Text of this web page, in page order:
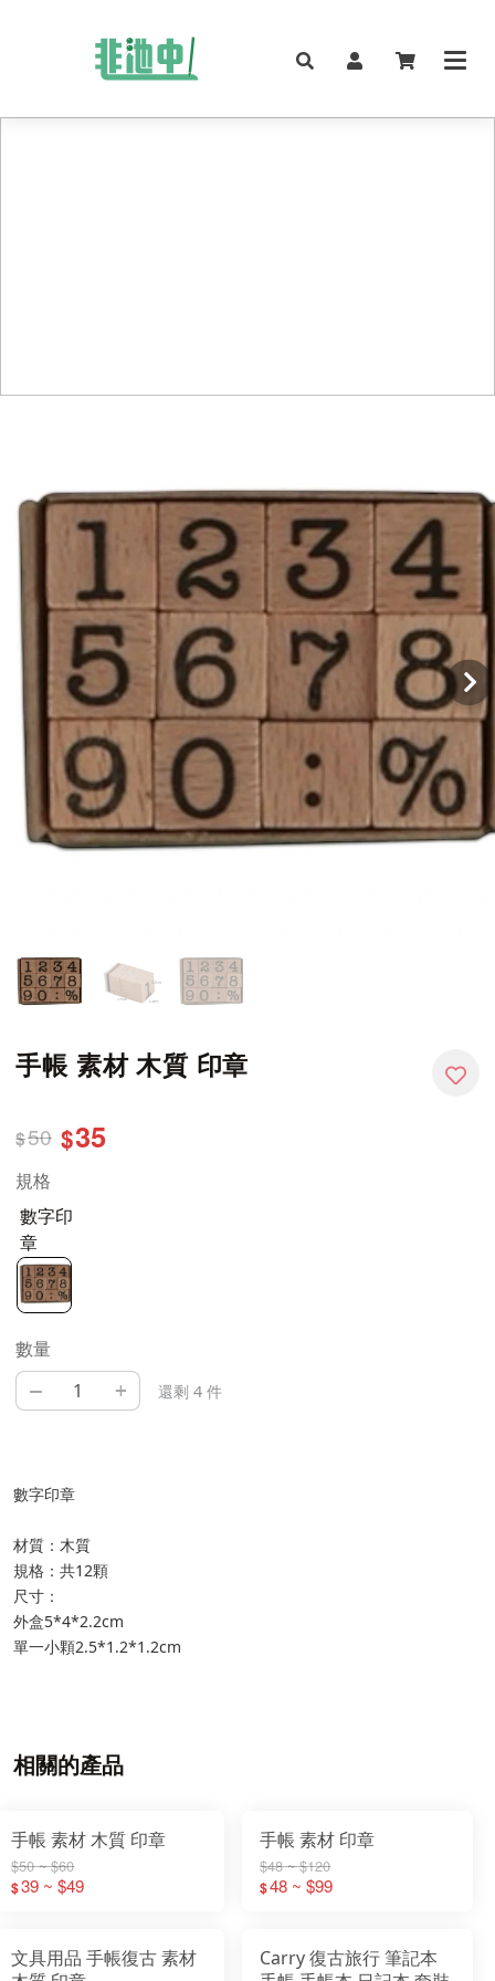
手帳 素材 木質 印章
$50 $35
規格
數字印
章
數量
– + 還剩 4 件
數字印章
材質：木質
規格：共12顆
尺寸：
外盒5*4*2.2cm
單一小顆2.5*1.2*1.2cm
相關的產品
手帳 素材 木質 印章
$50 ~ $60
$39 ~ $49
手帳 素材 印章
$48 ~ $120
$48 ~ $99
文具用品 手帳復古 素材
Carry 復古旅行 筆記本